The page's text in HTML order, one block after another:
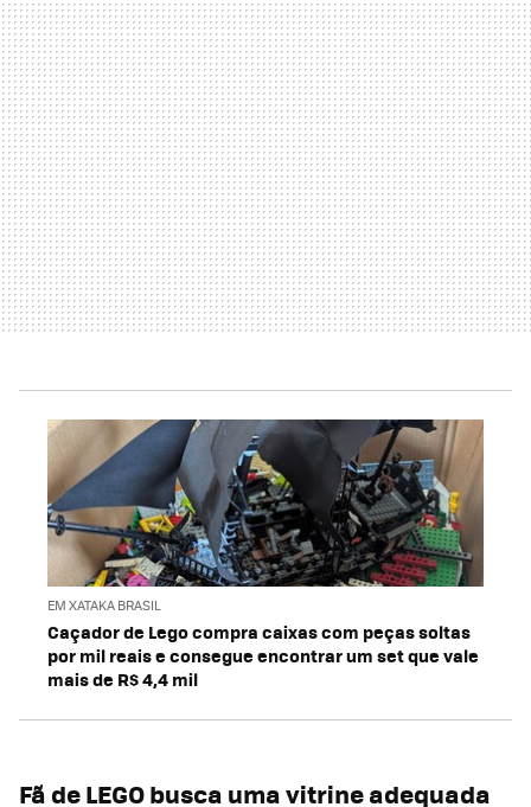
EM XATAKA BRASIL
Caçador de Lego compra caixas com peças soltas
por mil reais e consegue encontrar um set que vale
mais de R$ 4,4 mil
Fã de LEGO busca uma vitrine adequada